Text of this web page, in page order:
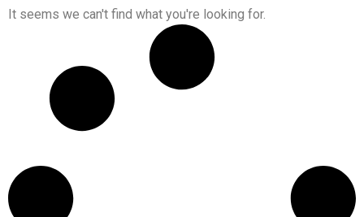
It seems we can't find what you're looking for.